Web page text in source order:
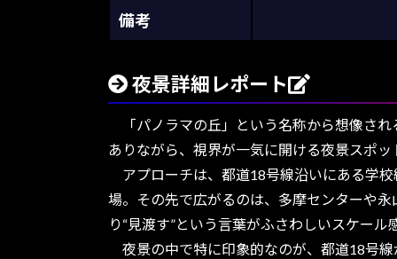
備考
夜景詳細レポート
「パノラマの丘」という名称から想像され
ありながら、視界が一気に開ける夜景スポッ
アプローチは、都道18号線沿いにある学
場。その先で広がるのは、多摩センターや
り“見渡す”という言葉がふさわしいスケール
夜景の中で特に印象的なのが、都道18号